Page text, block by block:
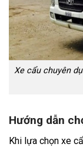
Xe cẩu chuyên
Hướng dẫn
Khi lựa chọn xe